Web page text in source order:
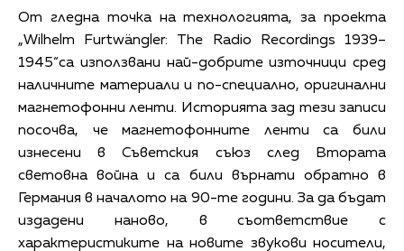
От гледна точка на технологията, за проекта
„Wilhelm Furtwängler: The Radio Recordings 1939–
1945“са използвани най-добрите източници сред
наличните материали и по-специално, оригинални
магнетофонни ленти. Историята зад тези записи
посочва, че магнетофонните ленти са били
изнесени в Съветския съюз след Втората
световна война и са били върнати обратно в
Германия в началото на 90-те години. За да бъдат
издадени наново, в съответствие с
характеристиките на новите звукови носители,